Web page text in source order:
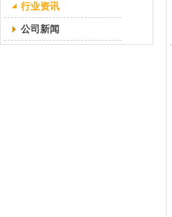
行业资讯
公司新闻